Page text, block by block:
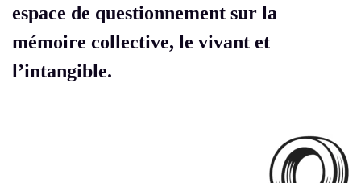
espace de questionnement sur la
mémoire collective, le vivant et
l’intangible.